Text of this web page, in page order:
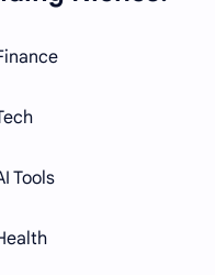
Tools